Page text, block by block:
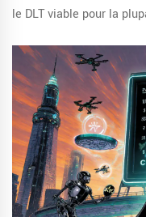
le DLT viable pour la